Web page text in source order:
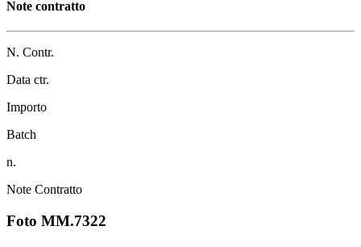
Note contratto
N. Contr.
Data ctr.
Importo
Batch
n.
Note Contratto
Foto MM.7322